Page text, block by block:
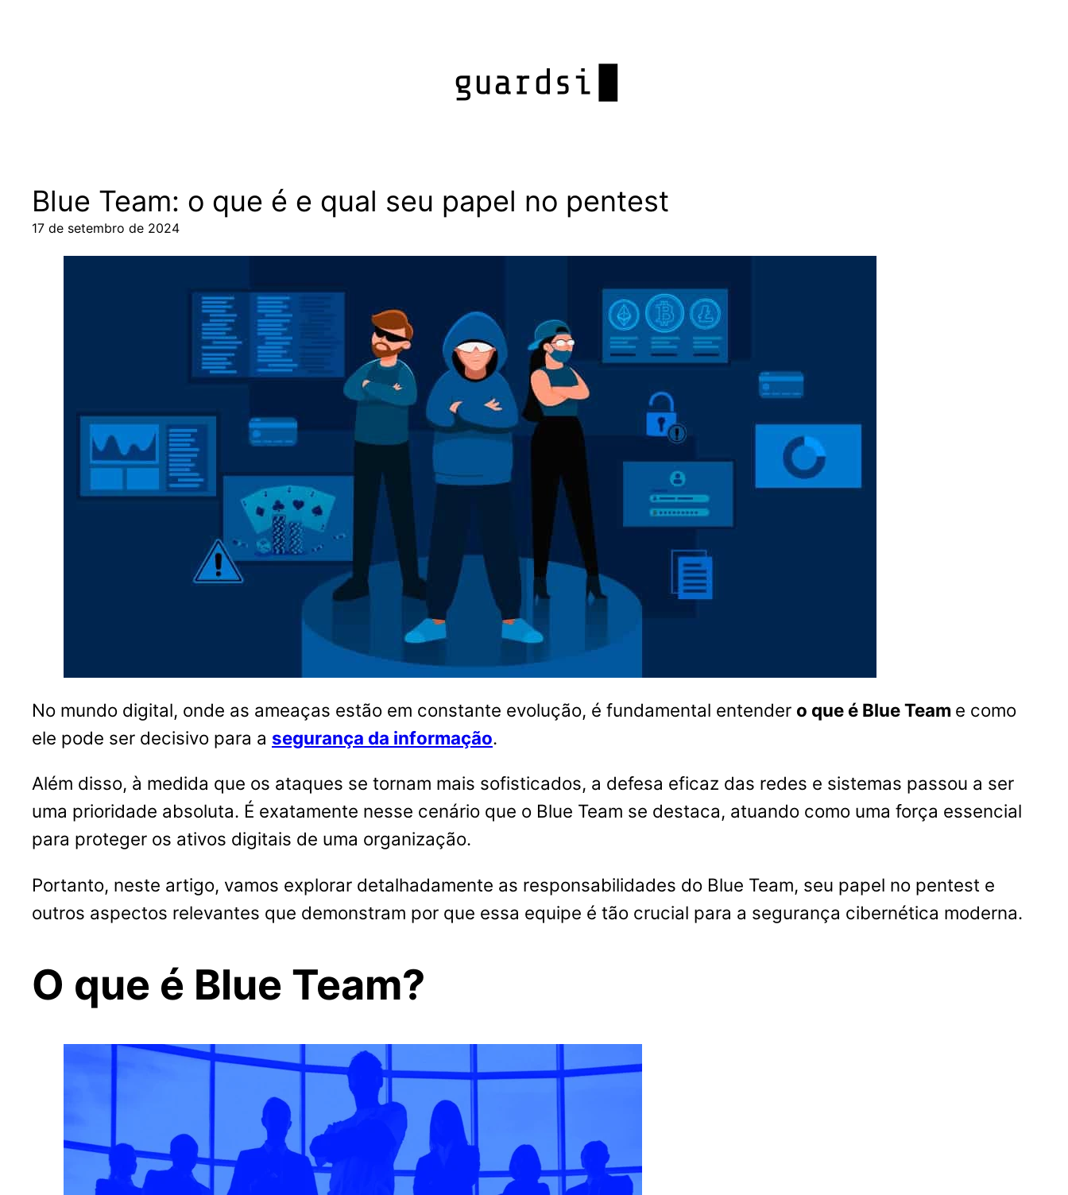
Blue Team: o que é e qual seu papel no pentest
17 de setembro de 2024
No mundo digital, onde as ameaças estão em constante evolução, é fundamental entender o que é Blue Team e como
ele pode ser decisivo para a segurança da informação.
Além disso, à medida que os ataques se tornam mais sofisticados, a defesa eficaz das redes e sistemas passou a ser
uma prioridade absoluta. É exatamente nesse cenário que o Blue Team se destaca, atuando como uma força essencial
para proteger os ativos digitais de uma organização.
Portanto, neste artigo, vamos explorar detalhadamente as responsabilidades do Blue Team, seu papel no pentest e
outros aspectos relevantes que demonstram por que essa equipe é tão crucial para a segurança cibernética moderna.
O que é Blue Team?